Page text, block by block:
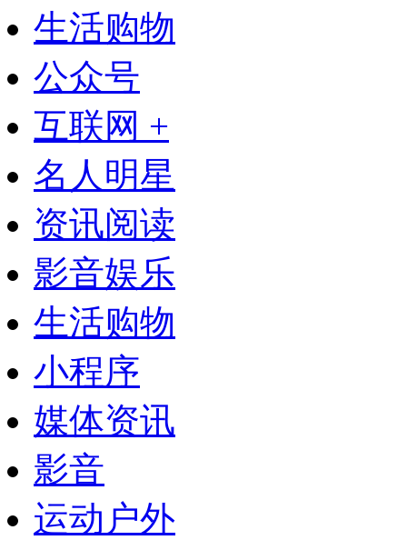
生活购物
公众号
互联网 +
名人明星
资讯阅读
影音娱乐
生活购物
小程序
媒体资讯
影音
运动户外